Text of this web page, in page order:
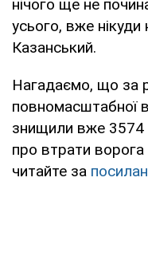
нічого ще не
усього, вже
Казанський.
Нагадаємо, що за
повномасштабної
знищили вже 3574
про втрати
читайте за